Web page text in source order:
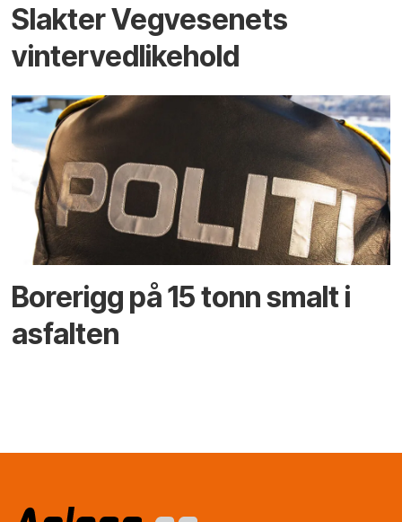
Slakter Vegvesenets
vintervedlikehold
Borerigg på 15 tonn smalt i
asfalten